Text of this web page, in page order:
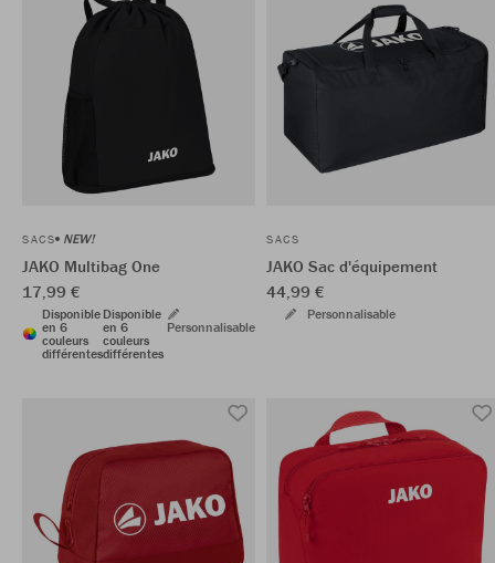
SACS NEW!
JAKO Multibag One
17,99 €
Disponible
en 6
couleurs
différentes
Disponible
en 6
couleurs
différentes
Personnalisable
SACS
JAKO Sac d'équipement
44,99 €
Personnalisable